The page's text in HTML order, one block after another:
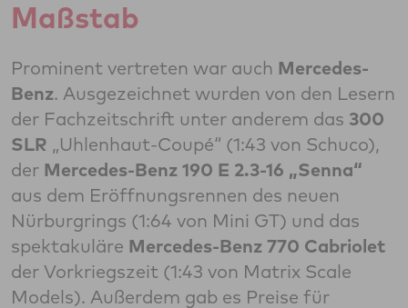
Maßstab
Prominent vertreten war auch Mercedes-
Benz. Ausgezeichnet wurden von den Lesern
der Fachzeitschrift unter anderem das 300
SLR „Uhlenhaut-Coupé“ (1:43 von Schuco),
der Mercedes-Benz 190 E 2.3-16 „Senna“
aus dem Eröffnungsrennen des neuen
Nürburgrings (1:64 von Mini GT) und das
spektakuläre Mercedes-Benz 770 Cabriolet
der Vorkriegszeit (1:43 von Matrix Scale
Models). Außerdem gab es Preise für